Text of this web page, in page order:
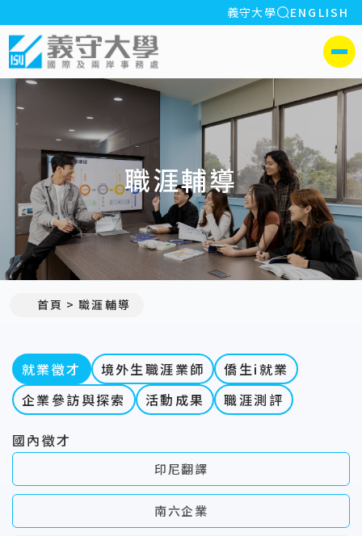
:::
義守大學 全站搜索
ENGLISH
側選單
職涯輔導
首頁 職涯輔導
就業徵才 境外生職涯業師
僑生i就業
企業參訪與探索
活動成果 職涯測評
國內徵才
印尼翻譯
南六企業